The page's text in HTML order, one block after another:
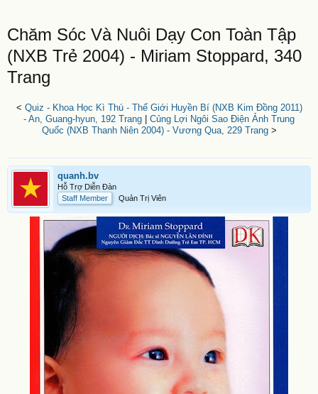
Chăm Sóc Và Nuôi Dạy Con Toàn Tập
(NXB Trẻ 2004) - Miriam Stoppard, 340
Trang
< Quiz - Khoa Học Kì Thú - Thế Giới Huyền Bí (NXB Kim Đồng 2011)
- An, Guang-hyun, 192 Trang
Củng Lợi Ngôi Sao Điện Ảnh Trung
Quốc (NXB Thanh Niên 2004) - Vương Qua, 229 Trang>
quanh.bv
Hỗ Trợ Diễn Đàn
Staff Member
Quản Trị Viên